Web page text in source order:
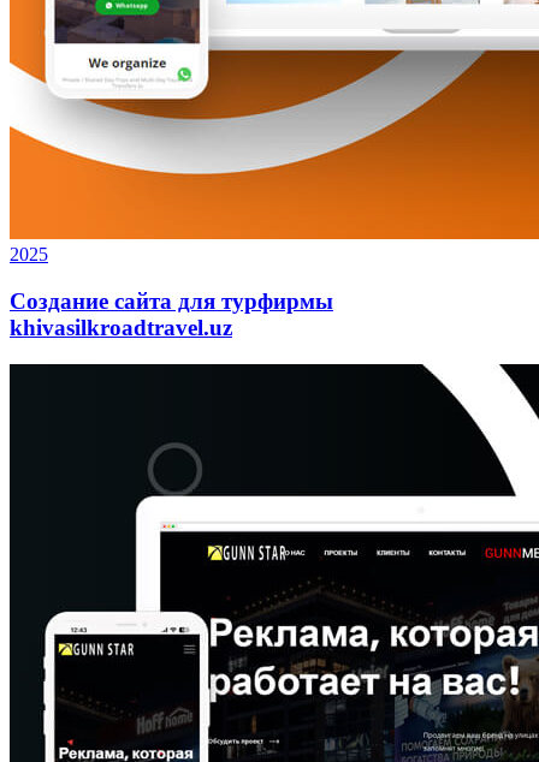
2025
Создание сайта для турфирмы
khivasilkroadtravel.uz